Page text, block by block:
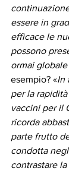
essere in
efficace le
possono
ormai
esempio? «In
per la
vaccini per il
ricorda
parte frutto
condotta
contrastare